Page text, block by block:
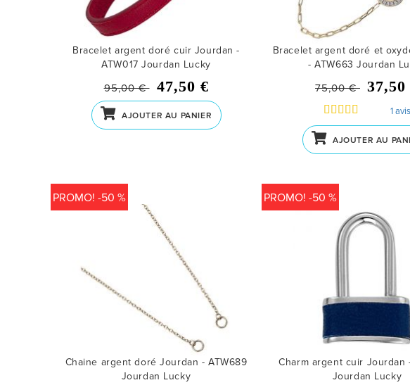
Bracelet argent doré cuir Jourdan -
ATW017 Jourdan Lucky
95,00 € 47,50 €
AJOUTER AU PANIER
Bracelet argent doré et
- ATW663 Jourdan
75,00 € 37,50
1 avis
AJOUTER AU
PROMO! -50 %
Chaine argent doré Jourdan - ATW689
Jourdan Lucky
PROMO! -50 %
Charm argent cuir Jourdan
Jourdan Lucky